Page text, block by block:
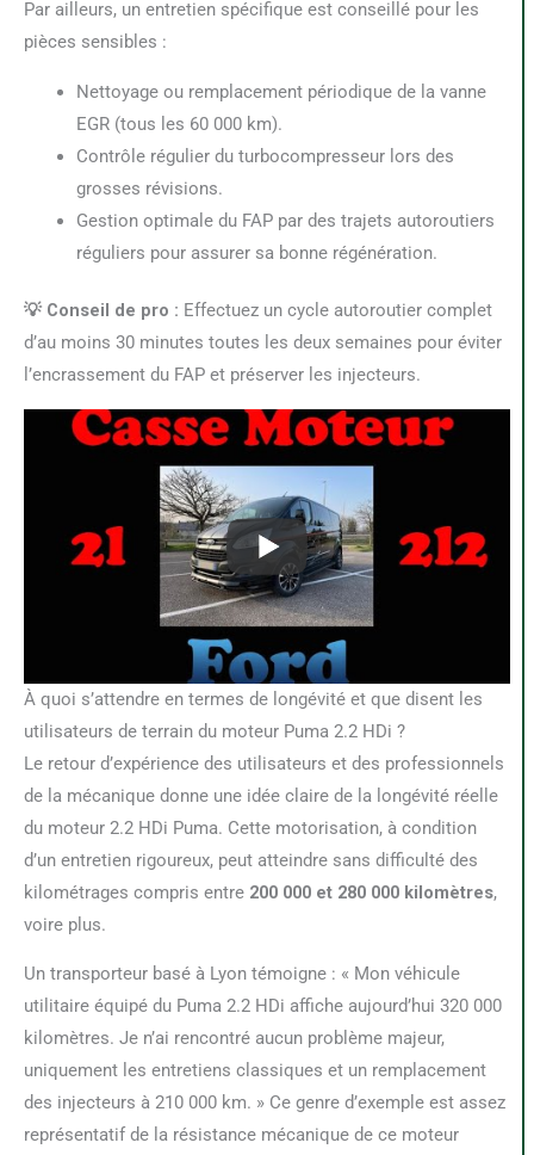
Par ailleurs, un entretien spécifique est conseillé pour les
pièces sensibles :
Nettoyage ou remplacement périodique de la vanne
EGR (tous les 60 000 km).
Contrôle régulier du turbocompresseur lors des
grosses révisions.
Gestion optimale du FAP par des trajets autoroutiers
réguliers pour assurer sa bonne régénération.
💡 Conseil de pro : Effectuez un cycle autoroutier complet
d’au moins 30 minutes toutes les deux semaines pour éviter
l’encrassement du FAP et préserver les injecteurs.
À quoi s’attendre en termes de longévité et que disent les
utilisateurs de terrain du moteur Puma 2.2 HDi ?
Le retour d’expérience des utilisateurs et des professionnels
de la mécanique donne une idée claire de la longévité réelle
du moteur 2.2 HDi Puma. Cette motorisation, à condition
d’un entretien rigoureux, peut atteindre sans difficulté des
kilométrages compris entre 200 000 et 280 000 kilomètres,
voire plus.
Un transporteur basé à Lyon témoigne : « Mon véhicule
utilitaire équipé du Puma 2.2 HDi affiche aujourd’hui 320 000
kilomètres. Je n’ai rencontré aucun problème majeur,
uniquement les entretiens classiques et un remplacement
des injecteurs à 210 000 km. » Ce genre d’exemple est assez
représentatif de la résistance mécanique de ce moteur